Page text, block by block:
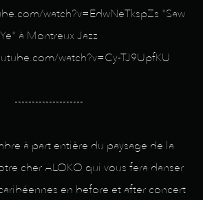
watch?v=EdwNeTkspZs "Saw
Ye" à Montreux Jazz
watch?v=Cy-TJ9UpfKU
--------------------
à part entière du paysage de la
cher ALOKO qui vous fera danser
en before et after concert